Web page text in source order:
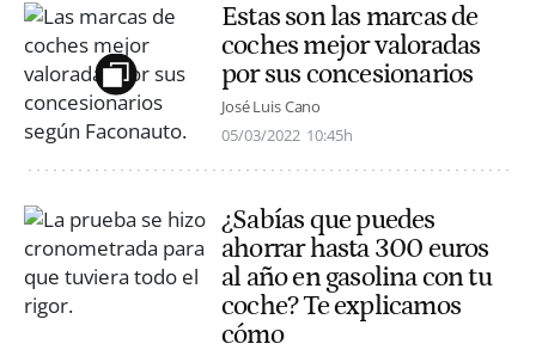
Estas son las marcas de
coches mejor valoradas
por sus concesionarios
José Luis Cano
05/03/2022 10:45h
¿Sabías que puedes
ahorrar hasta 300 euros
al año en gasolina con tu
coche? Te explicamos
cómo